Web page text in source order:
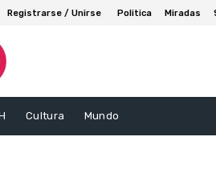
Registrarse / Unirse Politica Miradas
Cultura Mundo